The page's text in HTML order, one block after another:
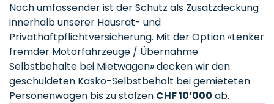
Noch umfassender ist der Schutz als Zusatzdeckung
innerhalb unserer Hausrat- und
Privathaftpflichtversicherung. Mit der Option «Lenker
fremder Motorfahrzeuge / Übernahme
Selbstbehalte bei Mietwagen» decken wir den
geschuldeten Kasko-Selbstbehalt bei gemieteten
Personenwagen bis zu stolzen CHF 10’000 ab.